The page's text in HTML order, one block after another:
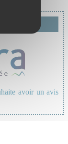
avoir un avis